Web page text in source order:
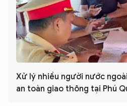
Xử lý nhiều người nước
an toàn giao thông tại Phú